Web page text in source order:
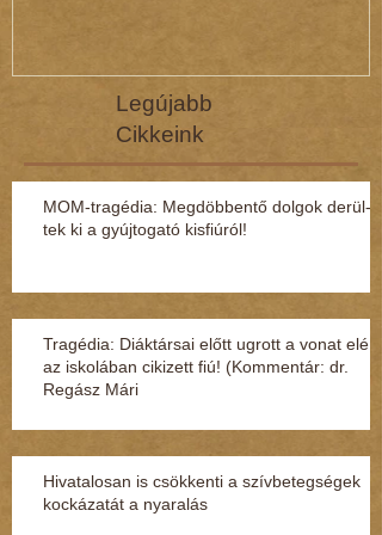
Legújabb
Cikkeink
MOM-tragédia: Megdöbbentő dol­gok de­rül­
tek ki a gyúj­to­gató kisfi­ú­ról!
Tragédia: Diáktársai előtt ugrott a vonat elé
az iskolában cikizett fiú! (Kommentár: dr.
Regász Mári
Hivatalosan is csökkenti a szívbetegségek
kockázatát a nyaralás